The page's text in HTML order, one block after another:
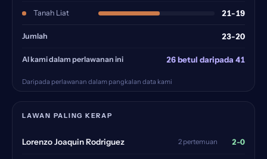
Tanah Liat 21-19
Jumlah 23-20
AI kami dalam perlawanan ini 26 betul daripada 41
Daripada perlawanan dalam pangkalan data kami
LAWAN PALING KERAP
Lorenzo Joaquin Rodriguez 2 pertemuan 2-0